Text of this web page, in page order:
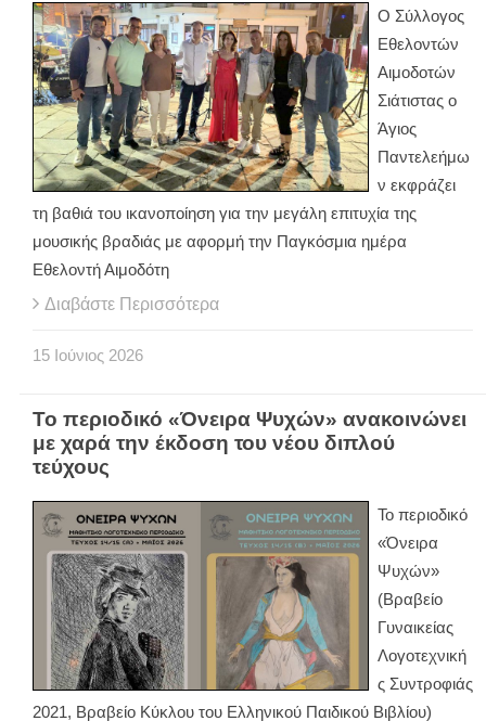
Ο Σύλλογος
Εθελοντών
Αιμοδοτών
Σιάτιστας ο
Άγιος
Παντελεήμω
ν εκφράζει
τη βαθιά του ικανοποίηση για την μεγάλη επιτυχία της
μουσικής βραδιάς με αφορμή την Παγκόσμια ημέρα
Εθελοντή Αιμοδότη
Διαβάστε Περισσότερα
15 Ιούνιος 2026
Το περιοδικό «Όνειρα Ψυχών» ανακοινώνει
με χαρά την έκδοση του νέου διπλού
τεύχους
Το περιοδικό
«Όνειρα
Ψυχών»
(Βραβείο
Γυναικείας
Λογοτεχνική
ς Συντροφιάς
2021, Βραβείο Κύκλου του Ελληνικού Παιδικού Βιβλίου)